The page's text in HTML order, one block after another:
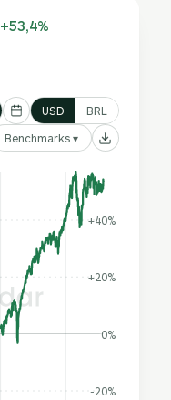
+53,4%
USD BRL
Benchmarks ▾
-20%
0%
+20%
+40%